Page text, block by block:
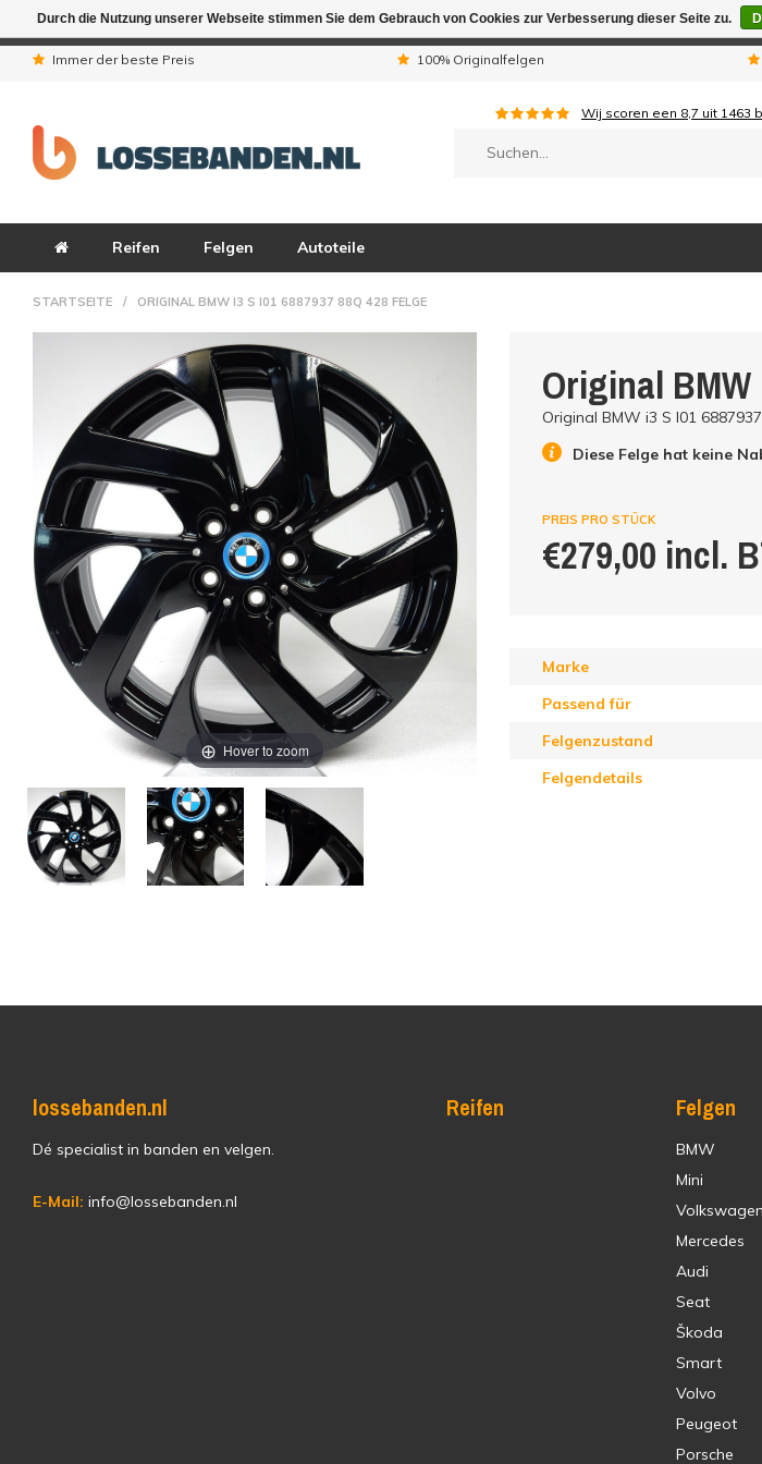
Immer der beste Preis 100% Originalfelgen
Wij scoren een 8,7 uit 1463
Reifen Felgen Autoteile
STARTSEITE / ORIGINAL BMW I3 S I01 6887937 88Q 428 FELGE
Hover to zoom
Original BMW
Original BMW i3 S I01
Diese Felge hat keine
PREIS PRO STÜCK
€279,00 incl.
Marke
Passend für
Felgenzustand
Felgendetails
lossebanden.nl
Dé specialist in banden en velgen.
E-Mail: info@lossebanden.nl
Reifen Felgen
BMW
Mini
Volkswagen
Mercedes
Audi
Seat
Škoda
Smart
Volvo
Peugeot
Porsche
Durch die Nutzung unserer Webseite stimmen Sie dem Gebrauch von Cookies zur Verbesserung dieser Seite zu.
Aufgrund der Ferientagen sind wir telefonisch nicht